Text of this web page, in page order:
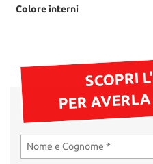
Colore interni
SCOPRI
PER